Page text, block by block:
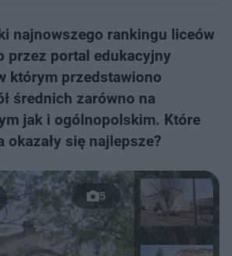
najnowszego rankingu liceów
przez portal edukacyjny
którym przedstawiono
średnich zarówno na
jak i ogólnopolskim. Które
okazały się najlepsze?
5